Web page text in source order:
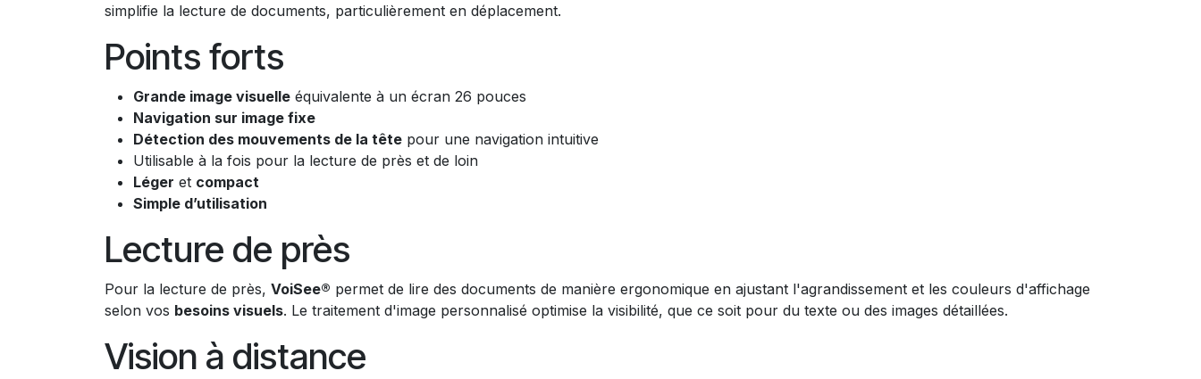
simplifie la lecture de documents, particulièrement en déplacement.
Points forts
Grande image visuelle équivalente à un écran 26 pouces
Navigation sur image fixe
Détection des mouvements de la tête pour une navigation intuitive
Utilisable à la fois pour la lecture de près et de loin
Léger et compact
Simple d’utilisation
Lecture de près
Pour la lecture de près, VoiSee® permet de lire des documents de manière ergonomique en ajustant l'agrandissement et les couleurs d'affichage
selon vos besoins visuels. Le traitement d'image personnalisé optimise la visibilité, que ce soit pour du texte ou des images détaillées.
Vision à distance